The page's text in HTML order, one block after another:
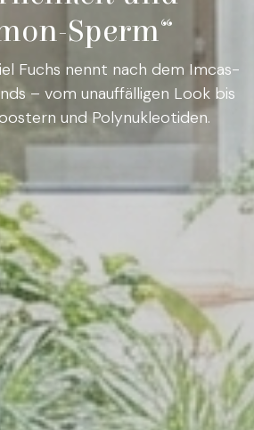
Sperm“
Fuchs nennt nach dem Imcas-
– vom unauffälligen Look bis
und Polynukleotiden.